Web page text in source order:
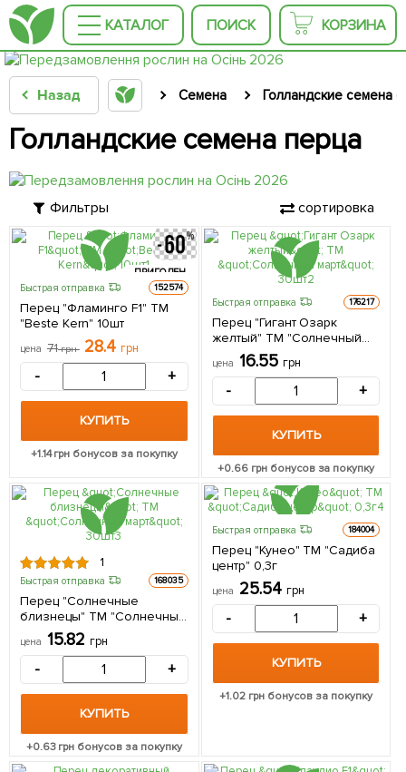
КАТАЛОГ ПОИСК КОРЗИНА
Назад Семена Голландские семена
Голландские семена перца
Фильтры сортировка
ПРИГОДЕН
ДО 31.10.2026
Быстрая отправка 152574
Перец "Фламинго F1" ТМ
"Beste Kern" 10шт
цена 71грн 28.4 грн
- +
КУПИТЬ
+1.14грн бонусов за покупку
Быстрая отправка 176217
Перец "Гигант Озарк
желтый" ТМ "Солнечный
март" 30шт
цена 16.55 грн
- +
КУПИТЬ
+0.66грн бонусов за покупку
1
Быстрая отправка 168035
Перец "Солнечные
близнецы" ТМ "Солнечный
март" 30шт
цена 15.82 грн
- +
КУПИТЬ
+0.63грн бонусов за покупку
Быстрая отправка 184004
Перец "Кунео" ТМ "Садиба
центр" 0,3г
цена 25.54 грн
- +
КУПИТЬ
+1.02 грн бонусов за покупку